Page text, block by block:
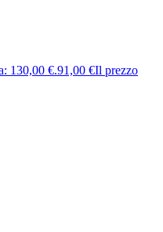
130,00 €.91,00 €Il prezzo